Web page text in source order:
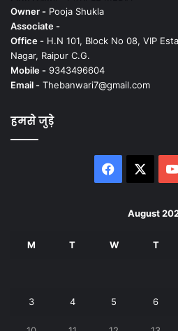
Owner - Pooja Shukla
Associate -
Office - H.N 101, Block No 08, VIP
Nagar, Raipur C.G.
Mobile - 9343496604
Email - Thebanwari7@gmail.com
हमसे जुड़े
Facebook
August
M T W T
3 4 5 6